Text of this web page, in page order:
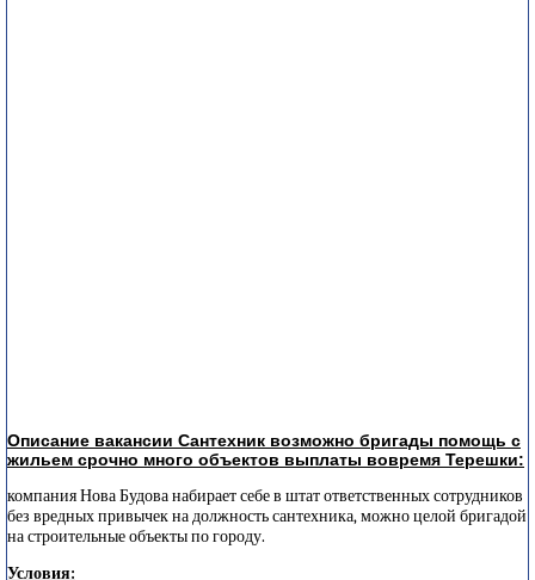
Описание вакансии Сантехник возможно бригады помощь с
жильем срочно много объектов выплаты вовремя Терешки:
компания Нова Будова набирает себе в штат ответственных сотрудников
без вредных привычек на должность сантехника, можно целой бригадой
на строительные объекты по городу.
Условия: